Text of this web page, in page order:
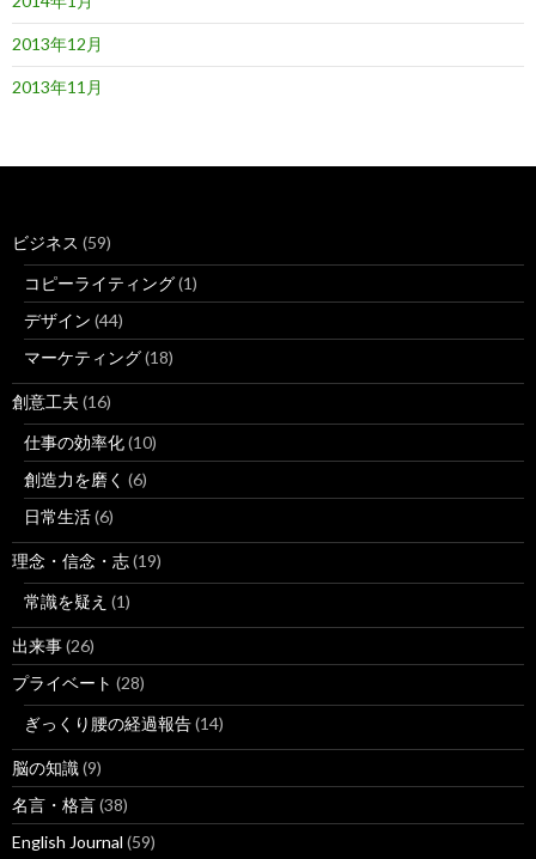
2013年12月
2013年11月
ビジネス (59)
コピーライティング(1)
デザイン (44)
マーケティング(18)
創意工夫 (16)
仕事の効率化(10)
創造力を磨く (6)
日常生活(6)
理念・信念・志(19)
常識を疑え (1)
出来事(26)
プライベート (28)
ぎっくり腰の経過報告(14)
脳の知識(9)
名言・格言(38)
English Journal (59)